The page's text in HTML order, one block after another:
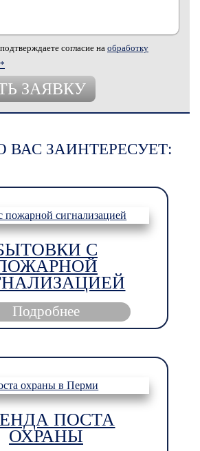
согласие на обработку
ЗАИНТЕРЕСУЕТ:
С
Подробнее
ПОСТА
ОХРАНЫ